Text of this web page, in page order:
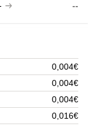
--
0,004€
0,004€
0,004€
0,016€